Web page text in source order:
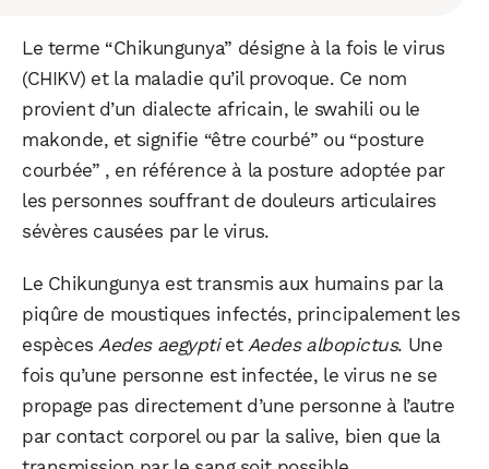
Le terme “Chikungunya” désigne à la fois le virus
(CHIKV) et la maladie qu’il provoque. Ce nom
provient d’un dialecte africain, le swahili ou le
makonde, et signifie “être courbé” ou “posture
courbée” , en référence à la posture adoptée par
les personnes souffrant de douleurs articulaires
sévères causées par le virus.
Le Chikungunya est transmis aux humains par la
piqûre de moustiques infectés, principalement les
espèces Aedes aegyptiet Aedes albopictus. Une
fois qu’une personne est infectée, le virus ne se
propage pas directement d’une personne à l’autre
par contact corporel ou par la salive, bien que la